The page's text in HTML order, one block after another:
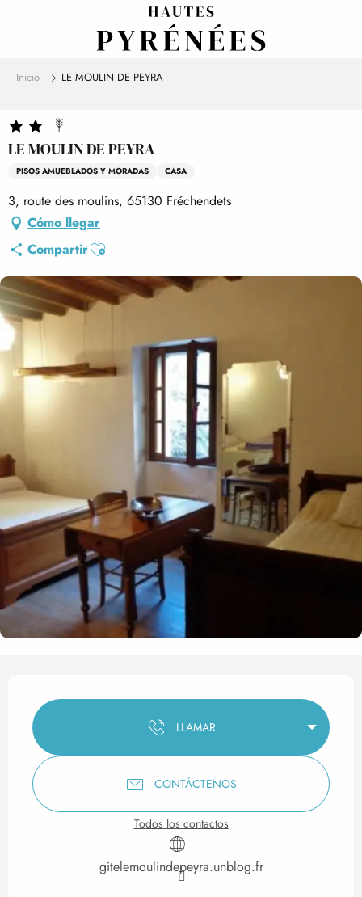
Inicio LE MOULIN DE PEYRA
LE MOULIN DE PEYRA
PISOS AMUEBLADOS Y MORADAS CASA
3, route des moulins, 65130 Fréchendets
Cómo llegar
CompartirAjouter aux favoris
Horarios y datos de
LLAMAR
CONTÁCTENOS
Todos los contactos
gitelemoulindepeyra.unblog.fr